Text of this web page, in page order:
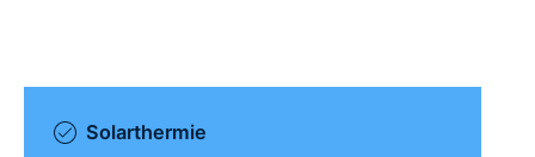
Solarthermie